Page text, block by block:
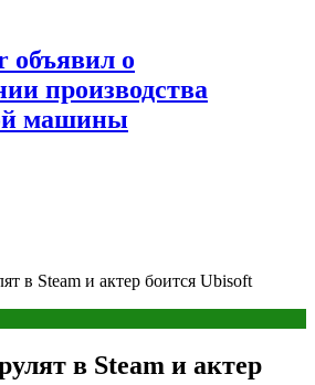
объявил о
производства
машины
в Steam и актер боится Ubisoft
в Steam и актер